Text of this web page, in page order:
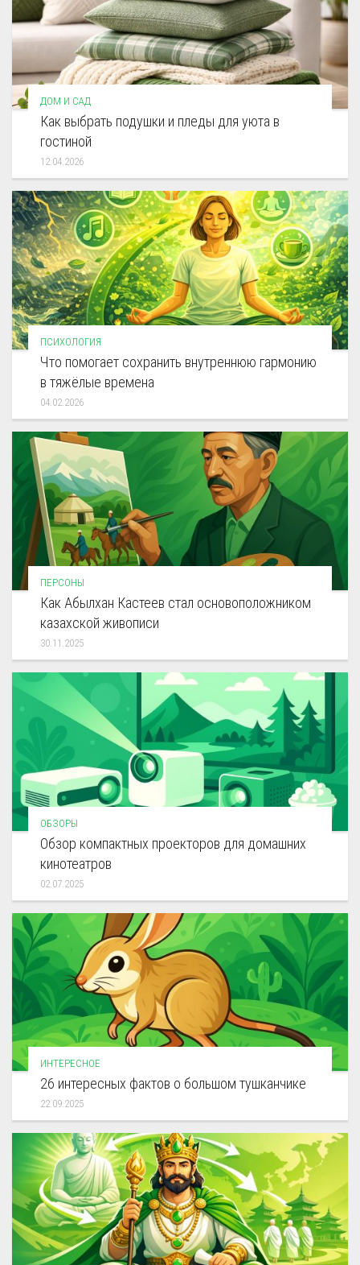
ДОМ И САД
Как выбрать подушки и пледы для уюта в
гостиной
12.04.2026
ПСИХОЛОГИЯ
Что помогает сохранить внутреннюю гармонию
в тяжёлые времена
04.02.2026
ПЕРСОНЫ
Как Абылхан Кастеев стал основоположником
казахской живописи
30.11.2025
ОБЗОРЫ
Обзор компактных проекторов для домашних
кинотеатров
02.07.2025
ИНТЕРЕСНОЕ
26 интересных фактов о большом тушканчике
22.09.2025